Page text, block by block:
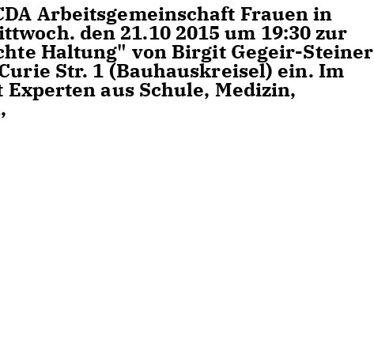
Arbeitsgemeinschaft Frauen in
den 21.10 2015 um 19:30 zur
Haltung" von Birgit Gegeir-Steiner
Str. 1 (Bauhauskreisel) ein. Im
aus Schule, Medizin,